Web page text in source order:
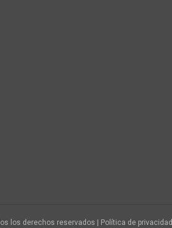
los derechos reservados | Política de privacidad